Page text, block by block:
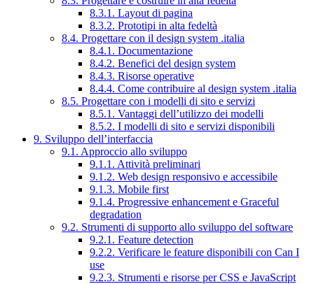
8.3.1. Layout di pagina
8.3.2. Prototipi in alta fedeltà
8.4. Progettare con il design system .italia
8.4.1. Documentazione
8.4.2. Benefici del design system
8.4.3. Risorse operative
8.4.4. Come contribuire al design system .italia
8.5. Progettare con i modelli di sito e servizi
8.5.1. Vantaggi dell’utilizzo dei modelli
8.5.2. I modelli di sito e servizi disponibili
9. Sviluppo dell’interfaccia
9.1. Approccio allo sviluppo
9.1.1. Attività preliminari
9.1.2. Web design responsivo e accessibile
9.1.3. Mobile first
9.1.4. Progressive enhancement e Graceful
degradation
9.2. Strumenti di supporto allo sviluppo del software
9.2.1. Feature detection
9.2.2. Verificare le feature disponibili con Can I
use
9.2.3. Strumenti e risorse per CSS e JavaScript